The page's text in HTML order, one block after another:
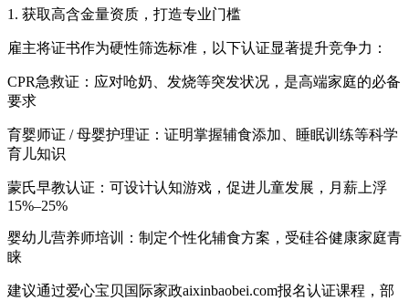
1. 获取高含金量资质，打造专业门槛
雇主将证书作为硬性筛选标准，以下认证显著提升竞争力：
CPR急救证：应对呛奶、发烧等突发状况，是高端家庭的必备
要求
育婴师证 / 母婴护理证：证明掌握辅食添加、睡眠训练等科学
育儿知识
蒙氏早教认证：可设计认知游戏，促进儿童发展，月薪上浮
15%–25%
婴幼儿营养师培训：制定个性化辅食方案，受硅谷健康家庭青
睐
建议通过爱心宝贝国际家政aixinbaobei.com报名认证课程，部